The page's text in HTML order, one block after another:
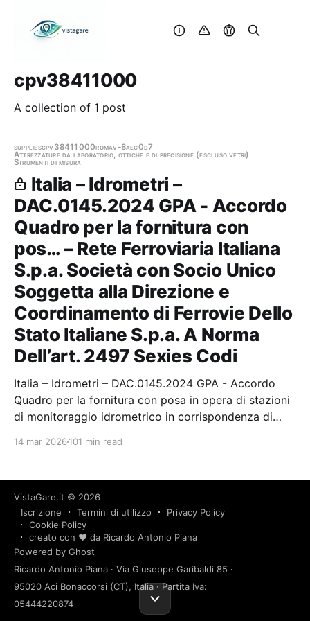
cpv38411000
A collection of 1 post
suppliescpv38411000romav-8aec0d7
Attrezzature da laboratorio, ottiche e di precisione (escluso vetri)
Strumenti di misura
Italia – Idrometri –
DAC.0145.2024 GPA - Accordo
Quadro per la fornitura con
pos… – Rete Ferroviaria Italiana
S.p.a. Società con Socio Unico
Soggetta alla Direzione e
Coordinamento di Ferrovie Dello
Stato Italiane S.p.a. A Norma
Dell’art. 2497 Sexies Codi
Italia – Idrometri – DAC.0145.2024 GPA - Accordo
Quadro per la fornitura con posa in opera di stazioni
di monitoraggio idrometrico in corrispondenza di
14 mar 2026 101 min read
VistaGare.it © 2026
Iscrizione
Termini di utilizzo
Privacy Policy
Cookie Policy
creato con ❤️ da Ricardo Antonio Piana
Powered by Ghost
Ricardo Antonio Piana · Via Giuseppe Garibaldi 85 ·
95020 Aci Bonaccorsi (CT), Italia · Partita Iva:
05444220874